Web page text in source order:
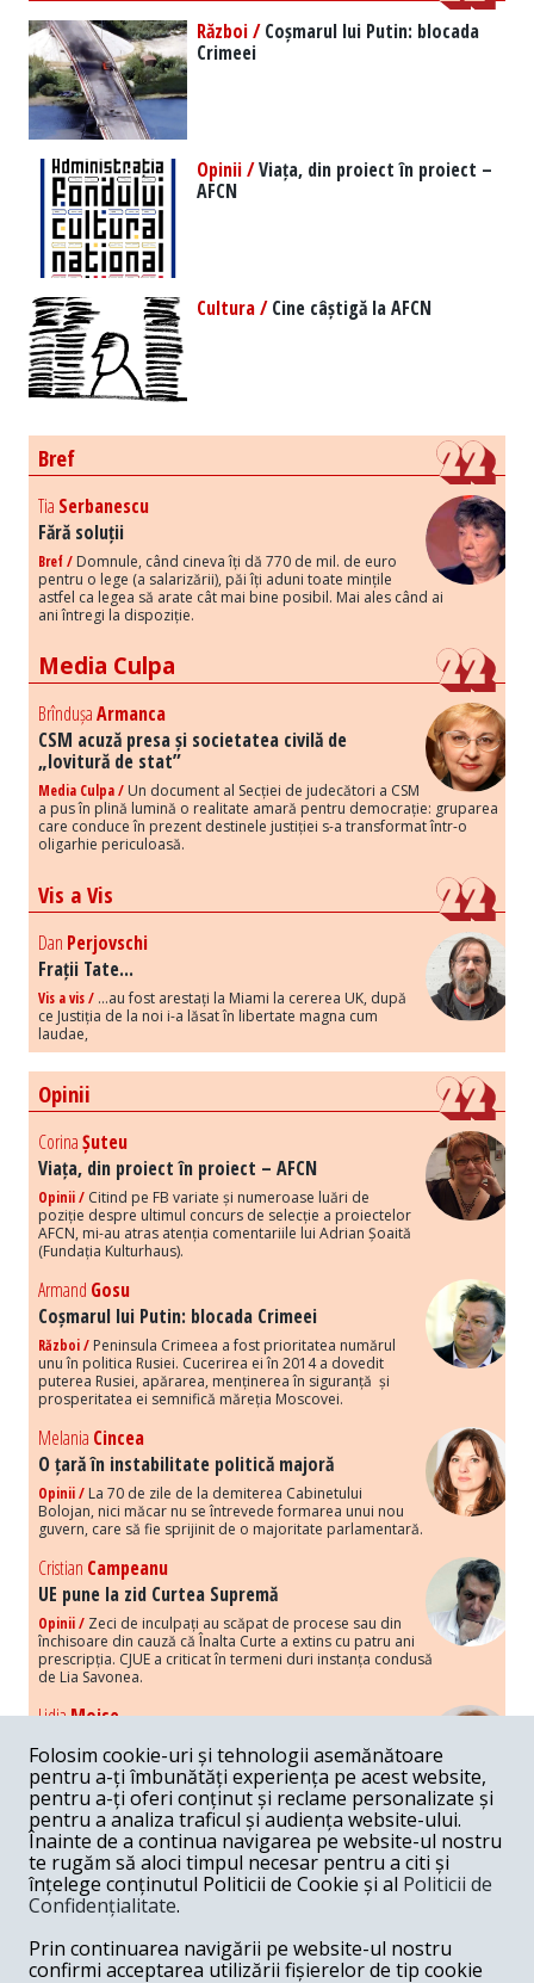
Război /Coșmarul lui Putin: blocada
Crimeei
Opinii /Viața, din proiect în proiect –
AFCN
Cultura /Cine câștigă la AFCN
Bref
Tia Serbanescu
Fără soluții
Bref / Domnule, când cineva îți dă 770 de mil. de euro
pentru o lege (a salarizării), păi îți aduni toate mințile
astfel ca legea să arate cât mai bine posibil. Mai ales când ai
ani întregi la dispoziție.
Media Culpa
BrîndușaArmanca
CSM acuză presa și societatea civilă de
„lovitură de stat”
Media Culpa / Un document al Secției de judecători a CSM
a pus în plină lumină o realitate amară pentru democrație: gruparea
care conduce în prezent destinele justiției s-a transformat într-o
oligarhie periculoasă.
Vis a Vis
Dan Perjovschi
Frații Tate...
Vis a vis / ...au fost arestați la Miami la cererea UK, după
ce Justiția de la noi i-a lăsat în libertate magna cum
laudae,
Opinii
CorinaȘuteu
Viața, din proiect în proiect – AFCN
Opinii / Citind pe FB variate și numeroase luări de
poziție despre ultimul concurs de selecție a proiectelor
AFCN, mi-au atras atenția comentariile lui Adrian Șoaită
(Fundația Kulturhaus).
Armand Gosu
Coșmarul lui Putin: blocada Crimeei
Război / Peninsula Crimeea a fost prioritatea numărul
unu în politica Rusiei. Cucerirea ei în 2014 a dovedit
puterea Rusiei, apărarea, menținerea în siguranță și
prosperitatea ei semnifică măreția Moscovei.
Melania Cincea
O țară în instabilitate politică majoră
Opinii / La 70 de zile de la demiterea Cabinetului
Bolojan, nici măcar nu se întrevede formarea unui nou
guvern, care să fie sprijinit de o majoritate parlamentară.
Cristian Campeanu
UE pune la zid Curtea Supremă
Opinii / Zeci de inculpați au scăpat de procese sau din
închisoare din cauză că Înalta Curte a extins cu patru ani
prescripția. CJUE a criticat în termeni duri instanța condusă
de Lia Savonea.
LidiaMoise
Costurile economice ale haosului politic
Opinii / Economia nu poate rezista cu retorica falsă a
susținerii intereselor poporului, care, de fapt, ascunde
obsesia menținerii privilegiilor și a averilor unor caste.
Melania Cincea
Noi puseuri de xenofobie din partea românilor
„neaoși”
Periodic, în spațiul public sunt voci care lansează
mesaje xenofobe la adresa câte unui politician care deranjează un
anumit grup politico-mediatic, într-un anumit moment.
Folosim cookie-uri și tehnologii asemănătoare
pentru a-ți îmbunătăți experiența pe acest website,
pentru a-ți oferi conținut și reclame personalizate și
pentru a analiza traficul și audiența website-ului.
Înainte de a continua navigarea pe website-ul nostru
te rugăm să aloci timpul necesar pentru a citi și
înțelege conținutul Politicii de Cookie și al Politicii de
Confidențialitate.
Prin continuarea navigării pe website-ul nostru
confirmi acceptarea utilizării fișierelor de tip cookie